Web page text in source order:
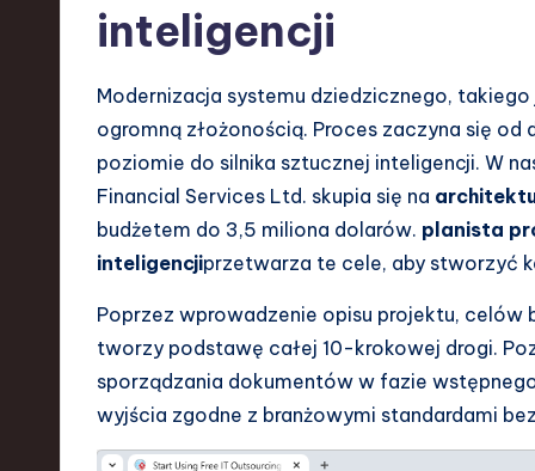
inteligencji
Modernizacja systemu dziedzicznego,
ogromną złożonością. Proces zaczyna się
poziomie do silnika sztucznej inteligencji. W
Financial Services Ltd. skupia się na
budżetem do 3,5 miliona dolarów. planista
inteligencjiprzetwarza te cele, aby stworzyć
Poprzez wprowadzenie opisu projektu,
tworzy podstawę całej 10-krokowej drogi.
sporządzania dokumentów w fazie
wyjścia zgodne z branżowymi standardami